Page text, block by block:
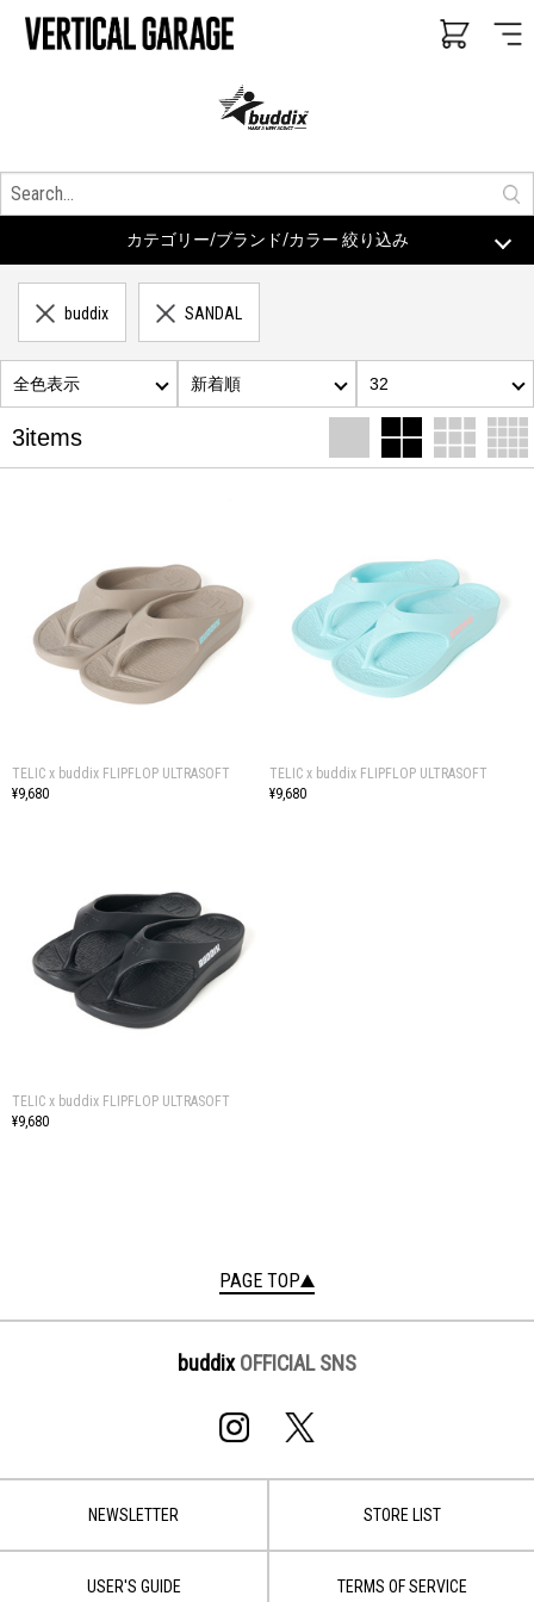
カテゴリー/ブランド/カラー 絞り込み
buddix SANDAL
3items
全色表示 新着順 32
TELIC x buddix FLIPFLOP ULTRASOFT
¥9,680
TELIC x buddix FLIPFLOP ULTRASOFT
¥9,680
TELIC x buddix FLIPFLOP ULTRASOFT
¥9,680
PAGE TOP
buddix OFFICIAL SNS
NEWSLETTER STORE LIST
USER'S GUIDE TERMS OF SERVICE